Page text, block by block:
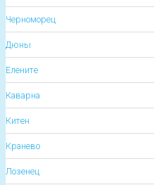
Черноморец
Дюны
Елените
Каварна
Китен
Кранево
Лозенец